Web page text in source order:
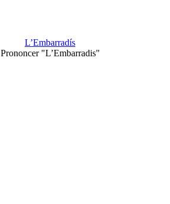
L’Embarradís
Prononcer "L’Embarradis"